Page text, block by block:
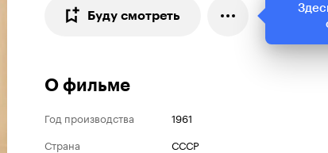
Буду смотреть
О фильме
Год производства
1961
Страна
СССР